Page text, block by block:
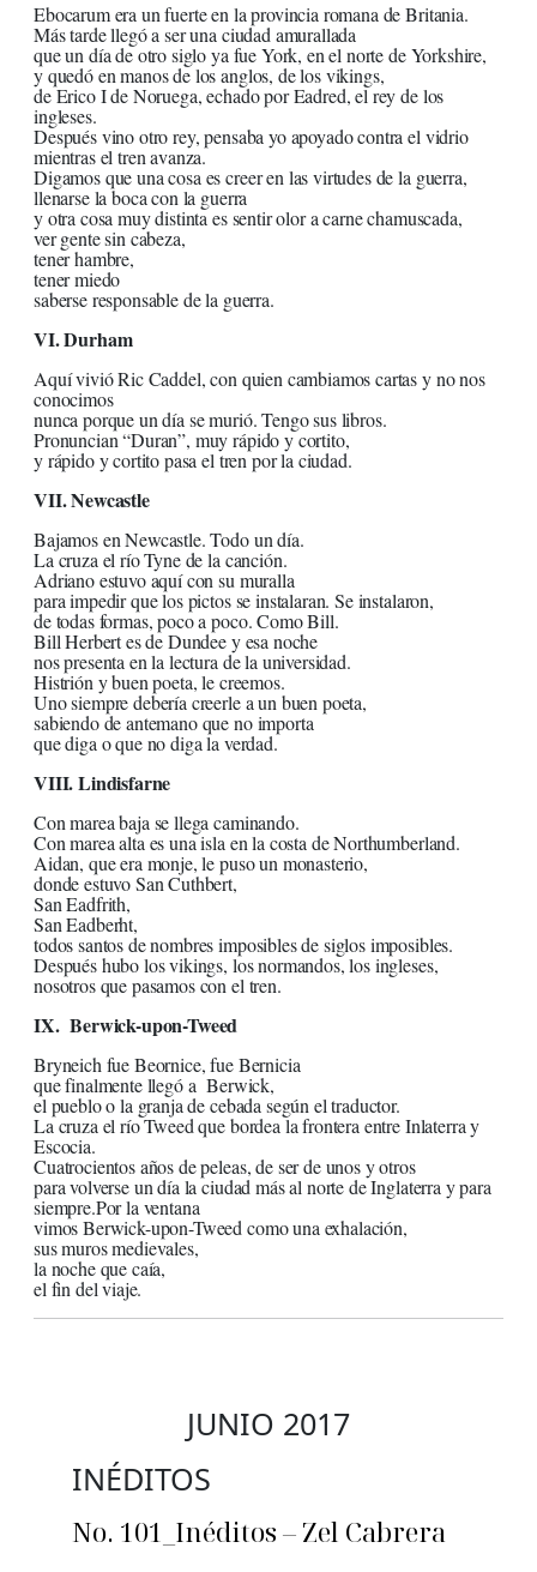
Ebocarum era un fuerte en la provincia romana de Britania.
Más tarde llegó a ser una ciudad amurallada
que un día de otro siglo ya fue York, en el norte de Yorkshire,
y quedó en manos de los anglos, de los vikings,
de Erico I de Noruega, echado por Eadred, el rey de los
ingleses.
Después vino otro rey, pensaba yo apoyado contra el vidrio
mientras el tren avanza.
Digamos que una cosa es creer en las virtudes de la guerra,
llenarse la boca con la guerra
y otra cosa muy distinta es sentir olor a carne chamuscada,
ver gente sin cabeza,
tener hambre,
tener miedo
saberse responsable de la guerra.
VI. Durham
Aquí vivió Ric Caddel, con quien cambiamos cartas y no nos
conocimos
nunca porque un día se murió. Tengo sus libros.
Pronuncian “Duran”, muy rápido y cortito,
y rápido y cortito pasa el tren por la ciudad.
VII. Newcastle
Bajamos en Newcastle. Todo un día.
La cruza el río Tyne de la canción.
Adriano estuvo aquí con su muralla
para impedir que los pictos se instalaran. Se instalaron,
de todas formas, poco a poco. Como Bill.
Bill Herbert es de Dundee y esa noche
nos presenta en la lectura de la universidad.
Histrión y buen poeta, le creemos.
Uno siempre debería creerle a un buen poeta,
sabiendo de antemano que no importa
que diga o que no diga la verdad.
VIII. Lindisfarne
Con marea baja se llega caminando.
Con marea alta es una isla en la costa de Northumberland.
Aidan, que era monje, le puso un monasterio,
donde estuvo San Cuthbert,
San Eadfrith,
San Eadberht,
todos santos de nombres imposibles de siglos imposibles.
Después hubo los vikings, los normandos, los ingleses,
nosotros que pasamos con el tren.
IX. Berwick-upon-Tweed
Bryneich fue Beornice, fue Bernicia
que finalmente llegó a Berwick,
el pueblo o la granja de cebada según el traductor.
La cruza el río Tweed que bordea la frontera entre Inlaterra y
Escocia.
Cuatrocientos años de peleas, de ser de unos y otros
para volverse un día la ciudad más al norte de Inglaterra y para
siempre.Por la ventana
vimos Berwick-upon-Tweed como una exhalación,
sus muros medievales,
la noche que caía,
el fin del viaje.
JUNIO 2017
INÉDITOS
No. 101_Inéditos – Zel Cabrera